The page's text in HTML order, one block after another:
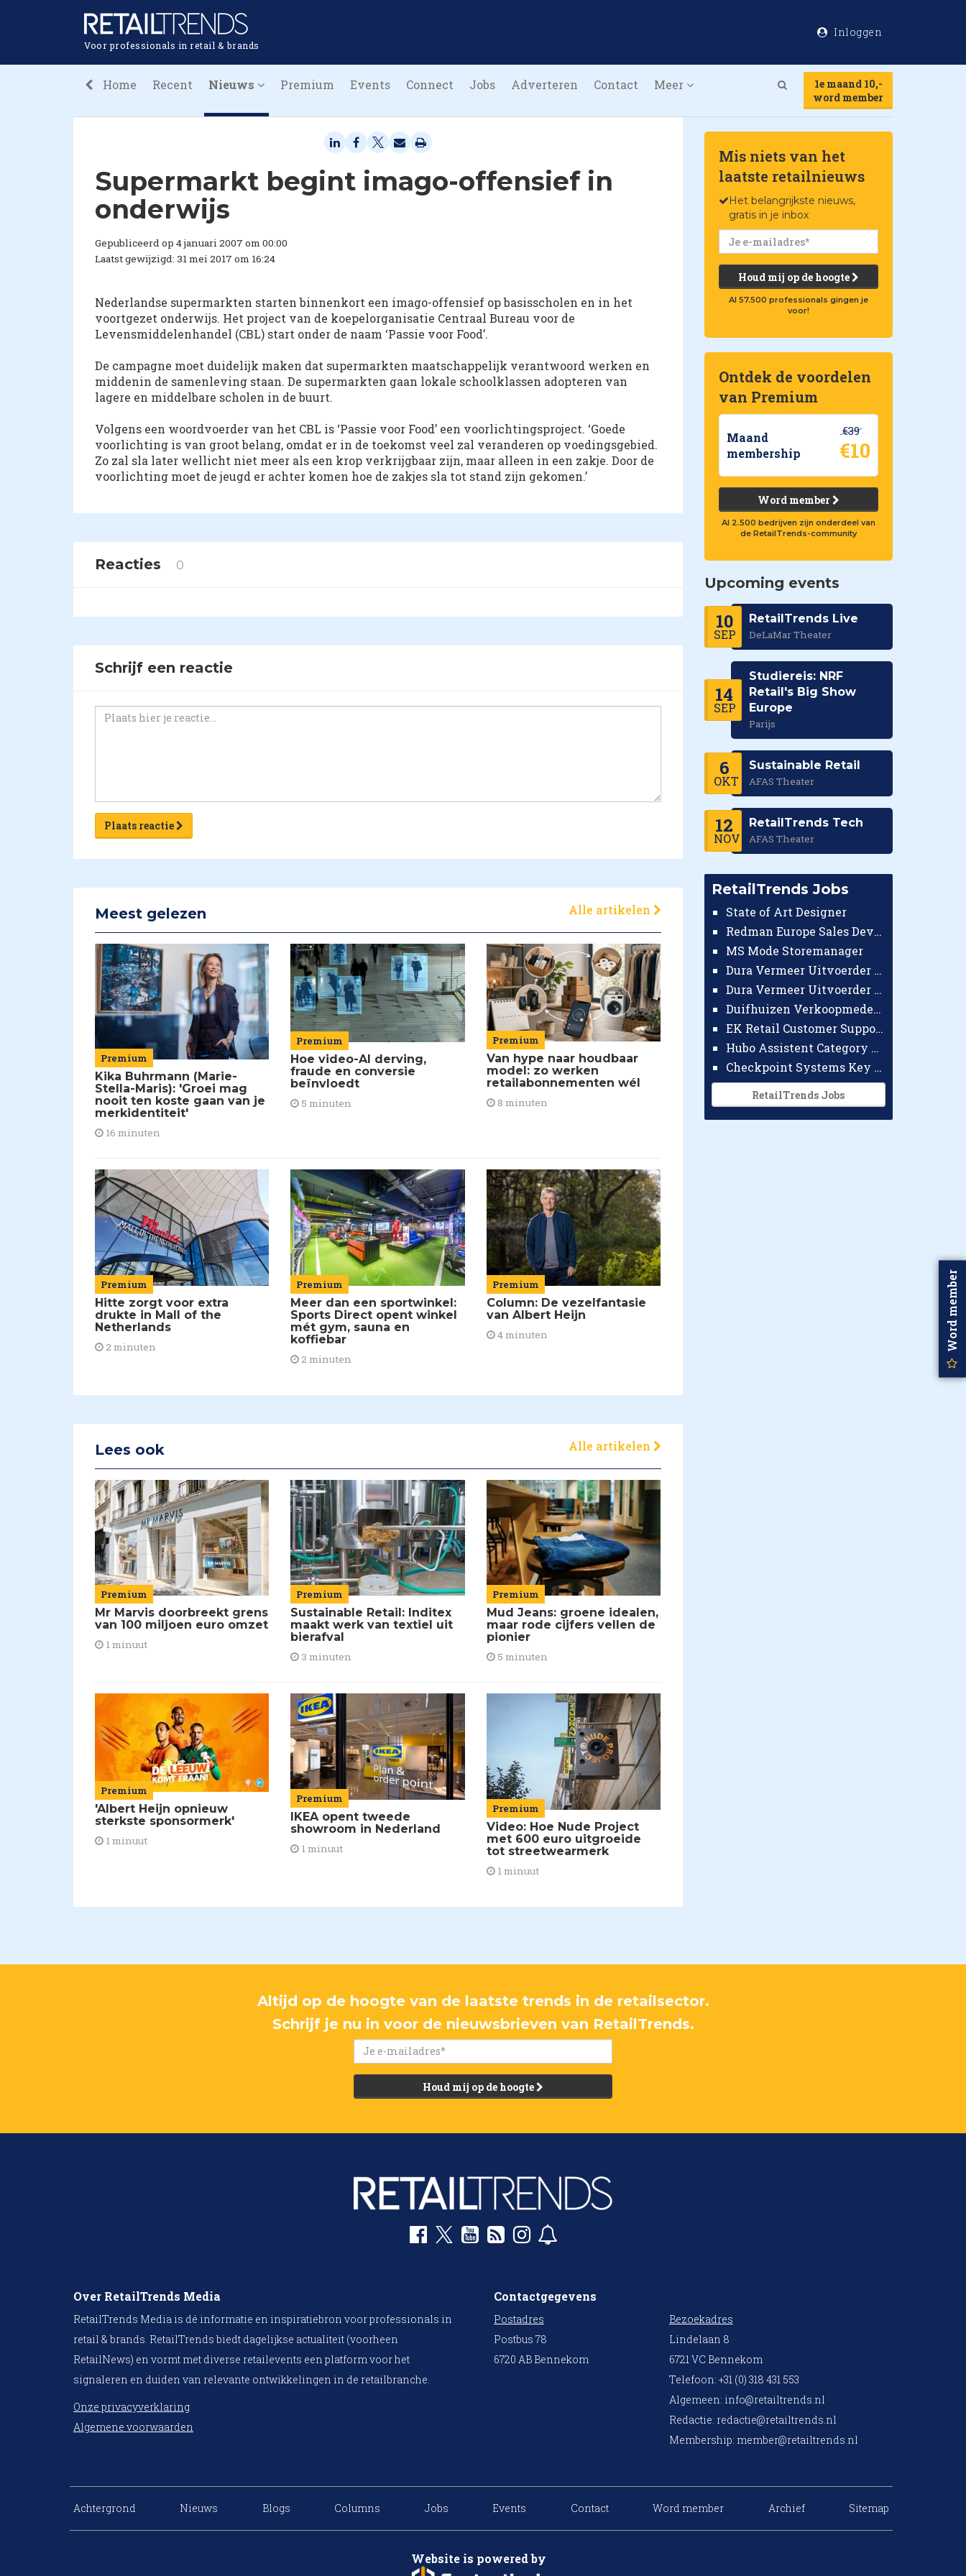
Voor professionals in retail & brands
Inloggen
Home Recent Nieuws Premium Events Connect Jobs Adverteren Contact Meer
1e maand 10,-
word member
Supermarkt begint imago-offensief in
onderwijs
Gepubliceerd op 4 januari 2007 om 00:00
Laatst gewijzigd: 31 mei 2017 om 16:24
Nederlandse supermarkten starten binnenkort een imago-offensief op basisscholen en in het
voortgezet onderwijs. Het project van de koepelorganisatie Centraal Bureau voor de
Levensmiddelenhandel (CBL) start onder de naam ‘Passie voor Food’.
De campagne moet duidelijk maken dat supermarkten maatschappelijk verantwoord werken en
middenin de samenleving staan. De supermarkten gaan lokale schoolklassen adopteren van
lagere en middelbare scholen in de buurt.
Volgens een woordvoerder van het CBL is ‘Passie voor Food’ een voorlichtingsproject. ‘Goede
voorlichting is van groot belang, omdat er in de toekomst veel zal veranderen op voedingsgebied.
Zo zal sla later wellicht niet meer als een krop verkrijgbaar zijn, maar alleen in een zakje. Door de
voorlichting moet de jeugd er achter komen hoe de zakjes sla tot stand zijn gekomen.’
Reacties 0
Schrijf een reactie
Plaats reactie
Meest gelezen Alle artikelen
Premium
Kika Buhrmann (Marie-
Stella-Maris): 'Groei mag
nooit ten koste gaan van je
merkidentiteit'
16 minuten
Premium
Hoe video-AI derving,
fraude en conversie
beïnvloedt
5 minuten
Premium
Van hype naar houdbaar
model: zo werken
retailabonnementen wél
8 minuten
Premium
Hitte zorgt voor extra
drukte in Mall of the
Netherlands
2 minuten
Premium
Meer dan een sportwinkel:
Sports Direct opent winkel
mét gym, sauna en
koffiebar
2 minuten
Premium
Column: De vezelfantasie
van Albert Heijn
4 minuten
Lees ook Alle artikelen
Premium
Mr Marvis doorbreekt grens
van 100 miljoen euro omzet
1 minuut
Premium
Sustainable Retail: Inditex
maakt werk van textiel uit
bierafval
3 minuten
Premium
Mud Jeans: groene idealen,
maar rode cijfers vellen de
pionier
5 minuten
Premium
'Albert Heijn opnieuw
sterkste sponsormerk'
1 minuut
Premium
IKEA opent tweede
showroom in Nederland
1 minuut
Premium
Video: Hoe Nude Project
met 600 euro uitgroeide
tot streetwearmerk
1 minuut
Mis niets van het
laatste retailnieuws
Het belangrijkste nieuws,
gratis in je inbox
Houd mij op de hoogte
Al 57.500 professionals gingen je
voor!
Ontdek de voordelen
van Premium
Maand
membership
€39
€10
Word member
Al 2.500 bedrijven zijn onderdeel van
de RetailTrends-community
Upcoming events
10
SEP
RetailTrends Live
DeLaMar Theater
14
SEP
Studiereis: NRF
Retail's Big Show
Europe
Parijs
6
OKT
Sustainable Retail
AFAS Theater
12
NOV
RetailTrends Tech
AFAS Theater
RetailTrends Jobs
State of Art Designer
Redman Europe Sales Developer (Europe)
MS Mode Storemanager
Dura Vermeer Uitvoerder GWW Amsterdam
Dura Vermeer Uitvoerder Civiel Nijmegen
Duifhuizen Verkoopmedewerker Ridderkerk
EK Retail Customer Support Omnichannel
Hubo Assistent Category Manager
Checkpoint Systems Key Accountmanager Benelux
RetailTrends Jobs
Altijd op de hoogte van de laatste trends in de retailsector.
Schrijf je nu in voor de nieuwsbrieven van RetailTrends.
Houd mij op de hoogte
Over RetailTrends Media
RetailTrends Media is dé informatie en inspiratiebron voor professionals in
retail & brands. RetailTrends biedt dagelijkse actualiteit (voorheen
RetailNews) en vormt met diverse retailevents een platform voor het
signaleren en duiden van relevante ontwikkelingen in de retailbranche.
Onze privacyverklaring
Algemene voorwaarden
Contactgegevens
Postadres
Postbus 78
6720 AB Bennekom
Bezoekadres
Lindelaan 8
6721 VC Bennekom
Telefoon: +31 (0) 318 431 553
Algemeen: info@retailtrends.nl
Redactie: redactie@retailtrends.nl
Membership: member@retailtrends.nl
Achtergrond Nieuws Blogs Columns Jobs Events Contact Word member Archief Sitemap
Website is powered by
Word member